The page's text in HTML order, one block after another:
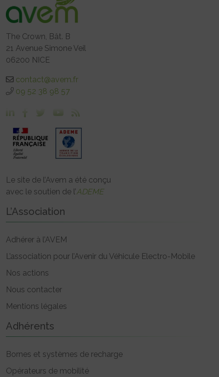
The Crown, Bât. B
21 Avenue Simone Veil
06200 NICE
contact@avem.fr
09 52 38 98 57
Le site de l’Avem a été conçu
avec le soutien de l’ADEME
L’Association
Adhérer à l’AVEM
L’association pour l’Avenir du Véhicule Electro-Mobile
Nos actions
Nous contacter
Mentions légales
Adhérents
Bornes et systèmes de recharge
Opérateurs de mobilité